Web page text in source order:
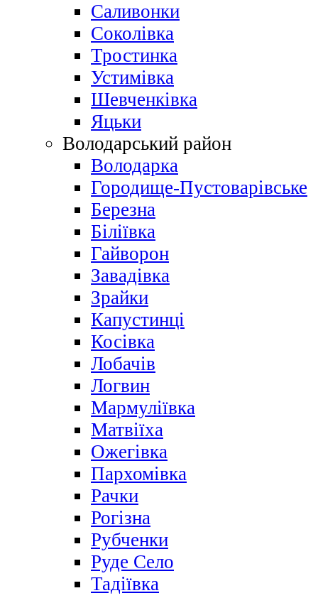
Саливонки
Соколівка
Тростинка
Устимівка
Шевченківка
Яцьки
Володарський район
Володарка
Городище-Пустоварівське
Березна
Біліївка
Гайворон
Завадівка
Зрайки
Капустинці
Косівка
Лобачів
Логвин
Мармуліївка
Матвіїха
Ожегівка
Пархомівка
Рачки
Рогізна
Рубченки
Руде Село
Тадіївка